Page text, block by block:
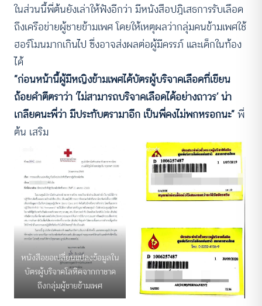
ในส่วนนี้พี่ต้นยังเล่าให้ฟังอีกว่า มีหนังสือปฎิเสธการรับเลือด
ถึงเครือข่ายผู้ชายข้ามเพศ โดยให้เหตุผลว่ากลุ่มคนข้ามเพศใช้
ฮอร์โมนมากเกินไป ซึ่งอาจส่งผลต่อผู้มีครรภ์ และเด็กในท้อง
ได้
“ก่อนหน้านี้ผู้มีหญิงข้ามเพศได้บัตรผู้บริจาคเลือดที่เขียน
ถ้อยคำตีตราว่า ‘ไม่สามารถบริจาคเลือดได้อย่างถาวร’ น่า
เกลียดนะพี่ว่า มีประทับตรามาอีก เป็นพี่คงไม่พกหรอกนะ”พี่
ต้น เสริม
หนังสือขอเปลี่ยนแปลงข้อมูลใน
บัตรผู้บริจาคโลหิคจากกาชาด
ถึงกลุ่มผู้ชายข้ามเพศ